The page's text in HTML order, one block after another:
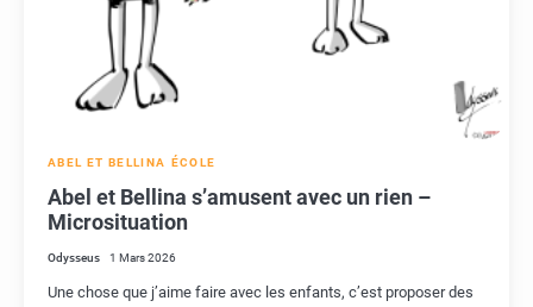
ABEL ET BELLINA ÉCOLE
Abel et Bellina s’amusent avec un rien –
Microsituation
Odysseus 1 Mars 2026
Une chose que j’aime faire avec les enfants, c’est proposer des